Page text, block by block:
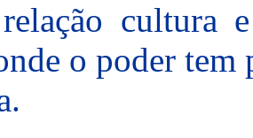
cultura
o poder tem